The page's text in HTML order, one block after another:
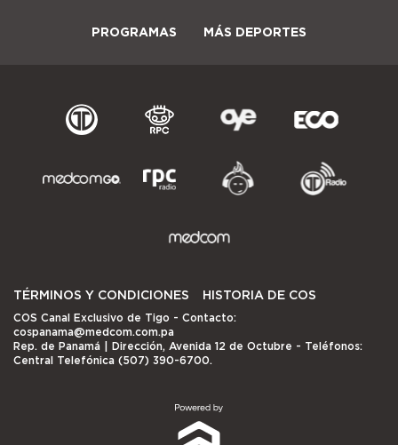
PROGRAMAS MÁS DEPORTES
TÉRMINOS Y CONDICIONES HISTORIA DE COS
COS Canal Exclusivo de Tigo - Contacto:
cospanama@medcom.com.pa
Rep. de Panamá | Dirección, Avenida 12 de Octubre - Teléfonos:
Central Telefónica (507) 390-6700.